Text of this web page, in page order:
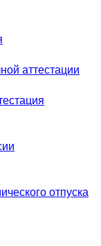
аттестации
отпуска